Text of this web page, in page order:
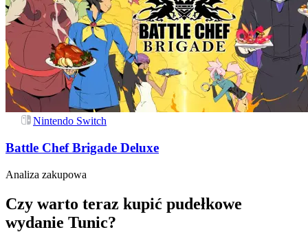
Nintendo Switch
Battle Chef Brigade Deluxe
Analiza zakupowa
Czy warto teraz kupić pudełkowe
wydanie Tunic?